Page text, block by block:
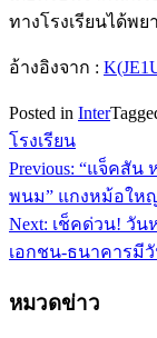
ทางโรงเรียนได้พ
อ้างอิงจาก :
Posted in Inter
โรงเรียน
แนะแนว
เรื่อง
Previous: “แจ็คสัน
พนม” แกงหม้อให
Next: เช็คด่วน! วัน
เอกชน-ธนาคารมี
หมวดข่าว